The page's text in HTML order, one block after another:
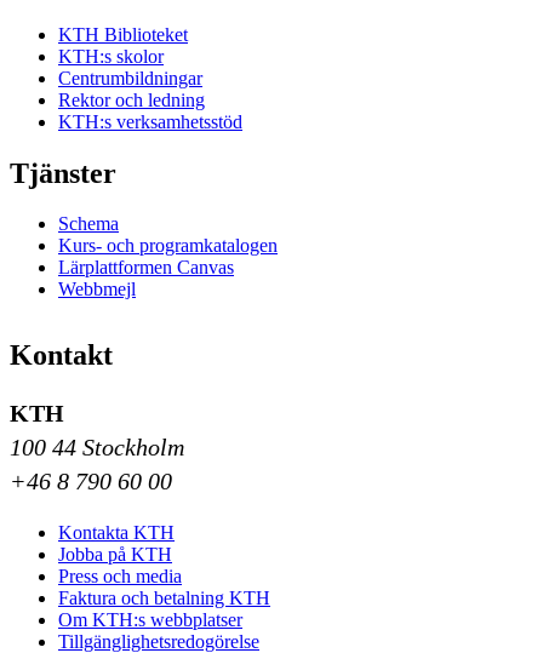
KTH Biblioteket
KTH:s skolor
Centrumbildningar
Rektor och ledning
KTH:s verksamhetsstöd
Tjänster
Schema
Kurs- och programkatalogen
Lärplattformen Canvas
Webbmejl
Kontakt
KTH
100 44 Stockholm
+46 8 790 60 00
Kontakta KTH
Jobba på KTH
Press och media
Faktura och betalning KTH
Om KTH:s webbplatser
Tillgänglighetsredogörelse